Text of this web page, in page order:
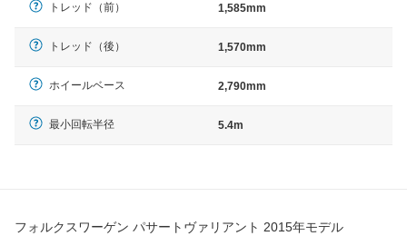
トレッド（前） 1,585mm
トレッド（後） 1,570mm
ホイールベース 2,790mm
最小回転半径 5.4m
フォルクスワーゲン パサートヴァリアント 2015年モデル